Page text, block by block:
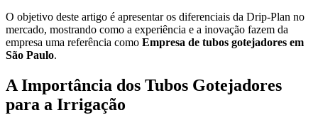
O objetivo deste artigo é apresentar os diferenciais da Drip-Plan no
mercado, mostrando como a experiência e a inovação fazem da
empresa uma referência como Empresa de tubos gotejadores em
São Paulo.
A Importância dos Tubos Gotejadores
para a Irrigação